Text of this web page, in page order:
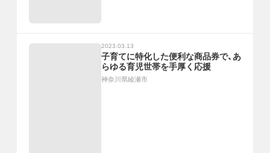
2023.03.13
子育てに特化した便利な商品券で、あ
らゆる育児世帯を手厚く応援
神奈川県綾瀬市